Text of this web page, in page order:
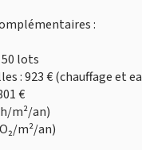
:
lots
: 923 € (chauffage et
€
m²/an)
m²/an)